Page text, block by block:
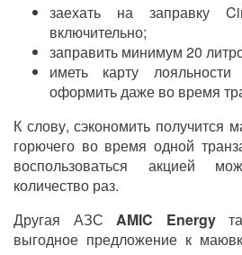
заехать на заправку
включительно;
заправить минимум 20
иметь карту
оформить даже во время
К слову, сэкономить получится
горючего во время одной
воспользоваться акцией
количество раз.
Другая АЗС AMIC Energy
выгодное предложение к